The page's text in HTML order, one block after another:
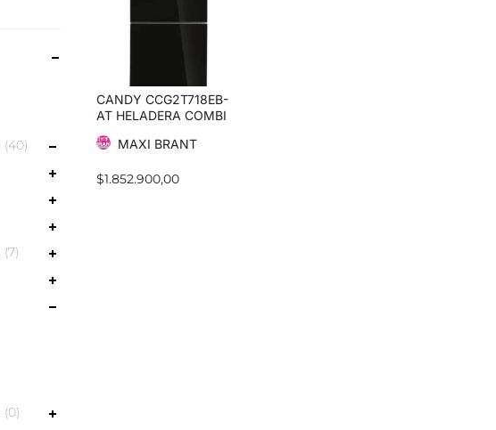
CANDY CCG2T718EB-
AT HELADERA COMBI
MAXI BRANT
$1.852.900,00
40
7
0